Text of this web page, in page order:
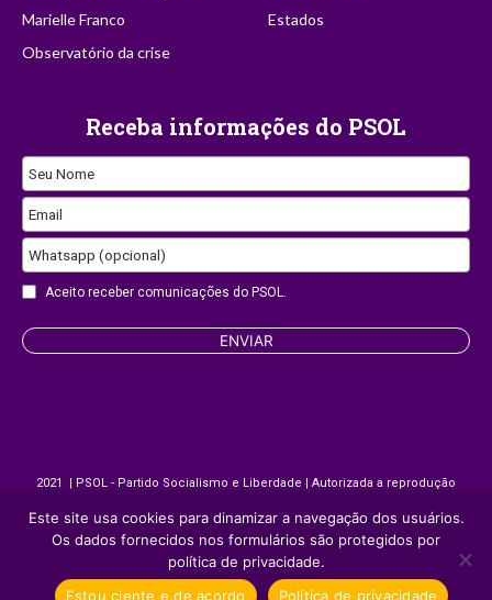
Marielle Franco
Observatório da crise
Estados
Receba informações do PSOL
Seu Nome
Company
Name
Email
Whatsapp (opcional)
Aceito receber comunicações do PSOL.
ENVIAR
2021 | PSOL - Partido Socialismo e Liberdade | Autorizada a reprodução
desde que citada a fonte.
Site desenvolvido porAppmobi
Este site usa cookies para dinamizar a navegação dos usuários.
Os dados fornecidos nos formulários são protegidos por
política de privacidade.
Estou ciente e de acordo
Política de privacidade